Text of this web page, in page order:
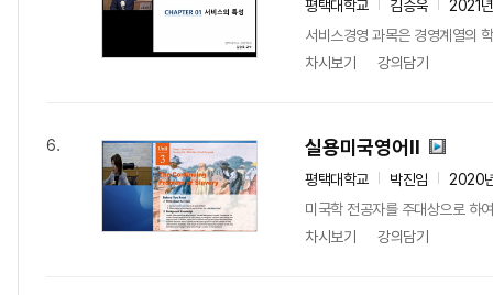
평택대학교 김승욱
2021
서비스경영 과목은 경영계열의
차시보기
강의담기
6. 실용미국영어Ⅱ
평택대학교 박진임
2020
미국학 전공자를 주대상으로 하
차시보기
강의담기